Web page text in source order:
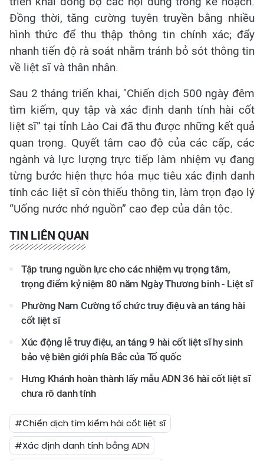
Đồng thời, tăng cường tuyên truyền bằng nhiều
hình thức để thu thập thông tin chính xác; đẩy
nhanh tiến độ rà soát nhằm tránh bỏ sót thông tin
về liệt sĩ và thân nhân.
Sau 2 tháng triển khai, "Chiến dịch 500 ngày đêm
tìm kiếm, quy tập và xác định danh tính hài cốt
liệt sĩ” tại tỉnh Lào Cai đã thu được những kết quả
quan trọng. Quyết tâm cao độ của các cấp, các
ngành và lực lượng trực tiếp làm nhiệm vụ đang
từng bước hiện thực hóa mục tiêu xác định danh
tính các liệt sĩ còn thiếu thông tin, làm trọn đạo lý
“Uống nước nhớ nguồn” cao đẹp của dân tộc.
TIN LIÊN QUAN
Tập trung nguồn lực cho các nhiệm vụ trọng tâm,
trọng điểm kỷ niệm 80 năm Ngày Thương binh - Liệt sĩ
Phường Nam Cường tổ chức truy điệu và an táng hài
cốt liệt sĩ
Xúc động lễ truy điệu, an táng 9 hài cốt liệt sĩ hy sinh
bảo vệ biên giới phía Bắc của Tổ quốc
Hưng Khánh hoàn thành lấy mẫu ADN 36 hài cốt liệt sĩ
chưa rõ danh tính
#Chiến dịch tìm kiếm hài cốt liệt sĩ
#Xác định danh tính bằng ADN